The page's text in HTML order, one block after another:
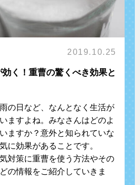
2019.10.25
く！重曹の驚くべき効果と
の日など、なんとなく生活が
ますよね。みなさんはどのよ
ますか？意外と知られていな
に効果があることです。
対策に重曹を使う方法やその
の情報をご紹介していきま